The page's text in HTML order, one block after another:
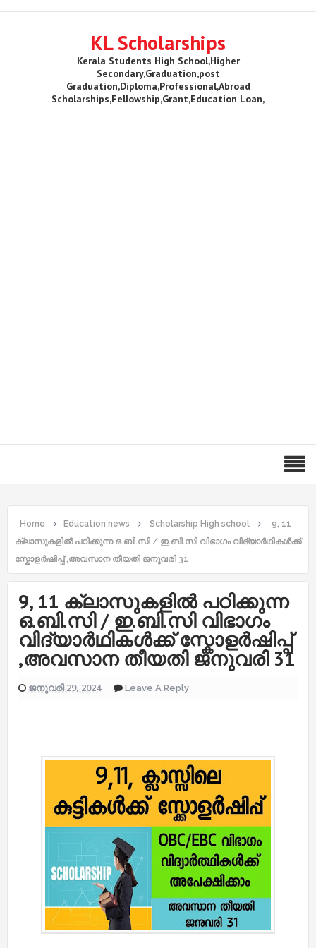
KL Scholarships
Kerala Students High School,Higher
Secondary,Graduation,post
Graduation,Diploma,Professional,Abroad
Scholarships,Fellowship,Grant,Education Loan,
Home Education news Scholarship High school
9, 11
ക്ലാസുകളിൽ പഠിക്കുന്ന ഒ.ബി.സി / ഇ.ബി.സി വിഭാഗം വിദ്യാർഥികൾക്ക്
സ്കോളർഷിപ്പ് ,അവസാന തീയതി ജനുവരി 31
9, 11 ക്ലാസുകളിൽ പഠിക്കുന്ന
ഒ.ബി.സി / ഇ.ബി.സി വിഭാഗം
വിദ്യാർഥികൾക്ക് സ്കോളർഷിപ്പ്
,അവസാന തീയതി ജനുവരി 31
ജനുവരി 29, 2024 Leave A Reply